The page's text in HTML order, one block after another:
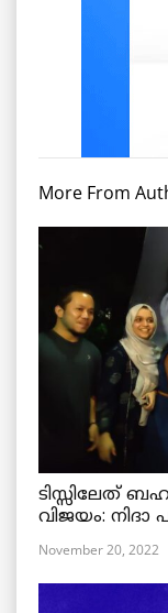
More From
ടിസ്സിലേത്
വിജയം:
November 20, 2022